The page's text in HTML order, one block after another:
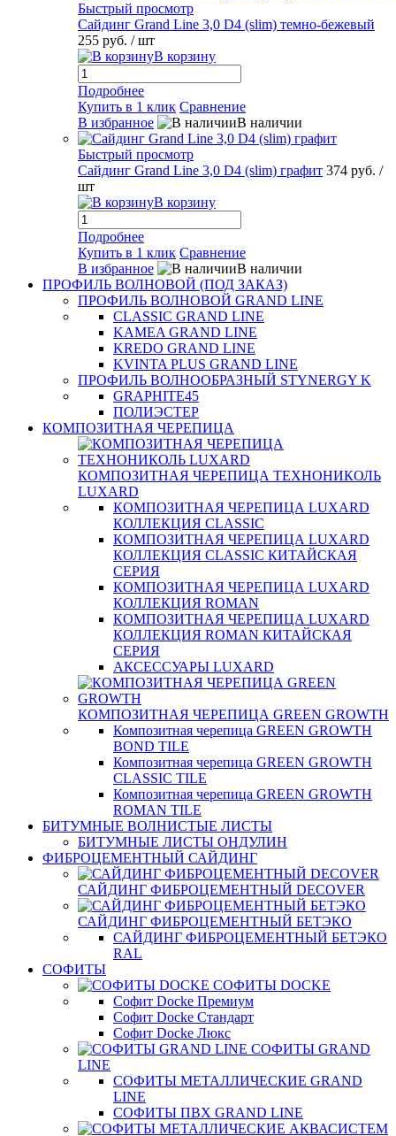
Быстрый просмотр
Сайдинг Grand Line 3,0 D4 (slim) темно-бежевый
255 руб. / шт
В корзину
Подробнее
Купить в 1 клик Сравнение
В избранное
В наличии
Быстрый просмотр
Сайдинг Grand Line 3,0 D4 (slim) графит 374 руб. /
шт
В корзину
Подробнее
Купить в 1 клик Сравнение
В избранное
В наличии
ПРОФИЛЬ ВОЛНОВОЙ (ПОД ЗАКАЗ)
ПРОФИЛЬ ВОЛНОВОЙ GRAND LINE
CLASSIC GRAND LINE
KAMEA GRAND LINE
KREDO GRAND LINE
KVINTA PLUS GRAND LINE
ПРОФИЛЬ ВОЛНООБРАЗНЫЙ STYNERGY K
GRAPHITE45
ПОЛИЭСТЕР
КОМПОЗИТНАЯ ЧЕРЕПИЦА
КОМПОЗИТНАЯ ЧЕРЕПИЦА ТЕХНОНИКОЛЬ
LUXARD
КОМПОЗИТНАЯ ЧЕРЕПИЦА LUXARD
КОЛЛЕКЦИЯ CLASSIC
КОМПОЗИТНАЯ ЧЕРЕПИЦА LUXARD
КОЛЛЕКЦИЯ CLASSIC КИТАЙСКАЯ
СЕРИЯ
КОМПОЗИТНАЯ ЧЕРЕПИЦА LUXARD
КОЛЛЕКЦИЯ ROMAN
КОМПОЗИТНАЯ ЧЕРЕПИЦА LUXARD
КОЛЛЕКЦИЯ ROMAN КИТАЙСКАЯ
СЕРИЯ
АКСЕССУАРЫ LUXARD
КОМПОЗИТНАЯ ЧЕРЕПИЦА GREEN GROWTH
Композитная черепица GREEN GROWTH
BOND TILE
Композитная черепица GREEN GROWTH
CLASSIC TILE
Композитная черепица GREEN GROWTH
ROMAN TILE
БИТУМНЫЕ ВОЛНИСТЫЕ ЛИСТЫ
БИТУМНЫЕ ЛИСТЫ ОНДУЛИН
ФИБРОЦЕМЕНТНЫЙ САЙДИНГ
САЙДИНГ ФИБРОЦЕМЕНТНЫЙ DECOVER
САЙДИНГ ФИБРОЦЕМЕНТНЫЙ БЕТЭКО
САЙДИНГ ФИБРОЦЕМЕНТНЫЙ БЕТЭКО
RAL
СОФИТЫ
СОФИТЫ DOCKE
Софит Docke Премиум
Софит Docke Стандарт
Софит Docke Люкс
СОФИТЫ GRAND
LINE
СОФИТЫ МЕТАЛЛИЧЕСКИЕ GRAND
LINE
СОФИТЫ ПВХ GRAND LINE